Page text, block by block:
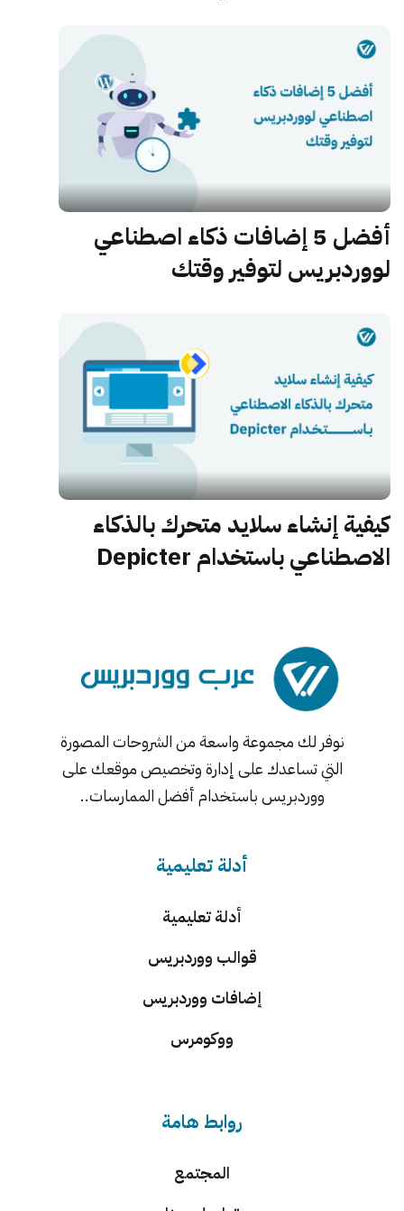
أفضل 5 إضافات ذكاء اصطناعي
لووردبريس لتوفير وقتك
كيفية إنشاء سلايد متحرك بالذكاء
الاصطناعي باستخدام Depicter
نوفر لك مجموعة واسعة من الشروحات المصورة
التي تساعدك على إدارة وتخصيص موقعك على
ووردبريس باستخدام أفضل الممارسات..
أدلة تعليمية
أدلة تعليمية
قوالب ووردبريس
إضافات ووردبريس
ووكومرس
روابط هامة
المجتمع